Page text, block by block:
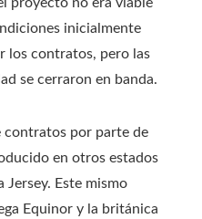
inicialmente
los contratos, pero las
se cerraron en banda.
contratos por parte de
en otros estados
Este mismo
Equinor y la británica